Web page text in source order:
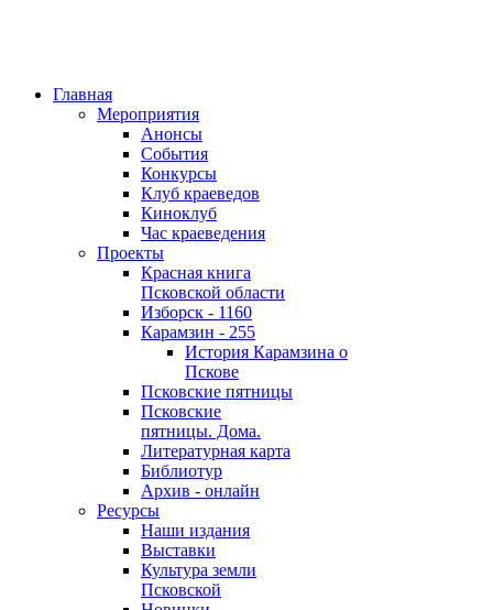
Главная
Мероприятия
Анонсы
События
Конкурсы
Клуб краеведов
Киноклуб
Час краеведения
Проекты
Красная книга
Псковской области
Изборск - 1160
Карамзин - 255
История Карамзина о
Пскове
Псковские пятницы
Псковские
пятницы. Дома.
Литературная карта
Библиотур
Архив - онлайн
Ресурсы
Наши издания
Выставки
Культура земли
Псковской